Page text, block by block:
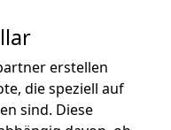
erstellen
die speziell auf
sind. Diese